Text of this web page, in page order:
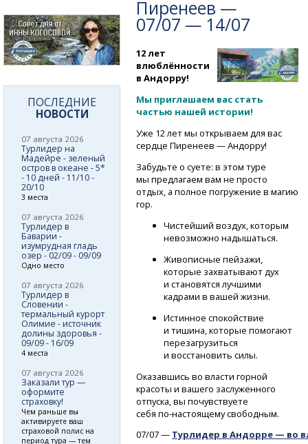
Пиренеев —
07/07 — 14/07
12 лет
влюблённости
в Андорру!
Мы приглашаем вас стать
частью нашей истории!
Уже 12 лет мы открываем для вас
сердце Пиренеев — Андорру!
Забудьте о суете: в этом туре
мы предлагаем вам не просто
отдых, а полное погружение в магию
гор.
Чистейший воздух, которым
невозможно надышаться.
Живописные пейзажи,
которые захватывают дух
и становятся лучшими
кадрами в вашей жизни.
Истинное спокойствие
и тишина, которые помогают
перезагрузиться
и восстановить силы.
Оказавшись во власти горной
красоты и вашего заслуженного
отпуска, вы почувствуете
себяпо-настоящемусвободным.
07/07 — Турлидер в Андорре — во
ПОСЛЕДНИЕ
НОВОСТИ
07 августа 2026
Турлидер на
Мадейре - зеленый
остров в океане - 5*
- 10 дней - 11/10 -
20/10
3 места
07 августа 2026
Турлидер в
Баварии -
изумрудная гладь
озер - 02/09 - 09/09
Одно место
07 августа 2026
Турлидер в
Словении -
термальный курорт
Олимие - источник
долины здоровья -
09/09 - 16/09
4 места
07 августа 2026
Заказали тур —
оформите
страховку!
Чем раньше вы
активируете ваш
страховой полис на
период тура — тем